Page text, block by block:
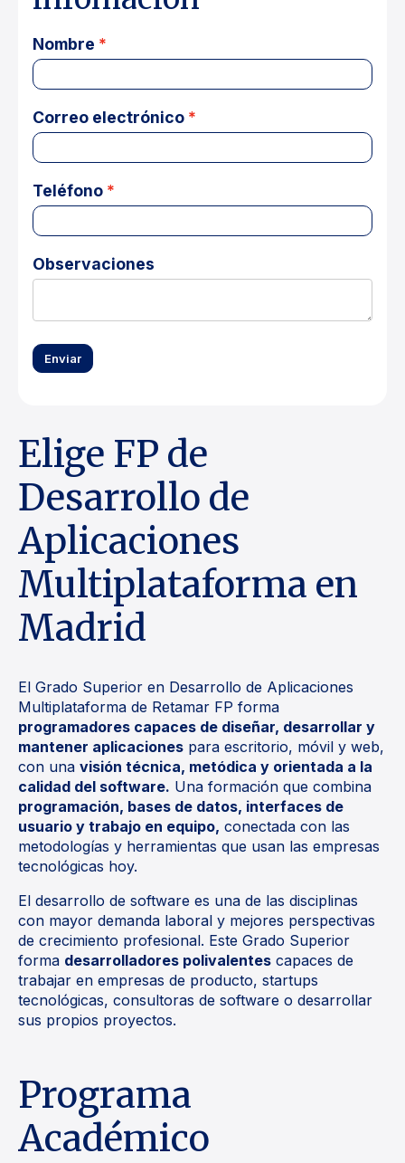
Nombre
Correo electrónico
Teléfono
Observaciones
Enviar
Elige FP de
Desarrollo de
Aplicaciones
Multiplataforma en
Madrid
El Grado Superior en Desarrollo de Aplicaciones
Multiplataforma de Retamar FP forma
programadores capaces de diseñar, desarrollar y
mantener aplicaciones para escritorio, móvil y web,
con una visión técnica, metódica y orientada a la
calidad del software. Una formación que combina
programación, bases de datos, interfaces de
usuario y trabajo en equipo, conectada con las
metodologías y herramientas que usan las empresas
tecnológicas hoy.
El desarrollo de software es una de las disciplinas
con mayor demanda laboral y mejores perspectivas
de crecimiento profesional. Este Grado Superior
forma desarrolladores polivalentes capaces de
trabajar en empresas de producto, startups
tecnológicas, consultoras de software o desarrollar
sus propios proyectos.
Programa
Académico